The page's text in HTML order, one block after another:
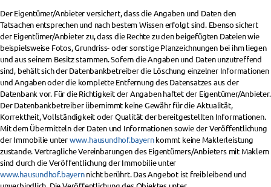
Der Eigentümer/Anbieter versichert, dass die Angaben und Daten den
Tatsachen entsprechen und nach bestem Wissen erfolgt sind. Ebenso sichert
der Eigentümer/Anbieter zu, dass die Rechte zu den beigefügten Dateien wie
beispielsweise Fotos, Grundriss- oder sonstige Planzeichnungen bei ihm liegen
und aus seinem Besitz stammen. Sofern die Angaben und Daten unzutreffend
sind, behält sich der Datenbankbetreiber die Löschung einzelner Informationen
und Angaben oder die komplette Entfernung des Datensatzes aus der
Datenbank vor. Für die Richtigkeit der Angaben haftet der Eigentümer/Anbieter.
Der Datenbankbetreiber übernimmt keine Gewähr für die Aktualität,
Korrektheit, Vollständigkeit oder Qualität der bereitgestellten Informationen.
Mit dem Übermitteln der Daten und Informationen sowie der Veröffentlichung
der Immobilie unterwww.hausundhof.bayernkommt keine Maklerleistung
zustande. Vertragliche Vereinbarungen des Eigentümers/Anbieters mit Maklern
sind durch die Veröffentlichung der Immobilie unter
www.hausundhof.bayernnicht berührt. Das Angebot ist freibleibend und